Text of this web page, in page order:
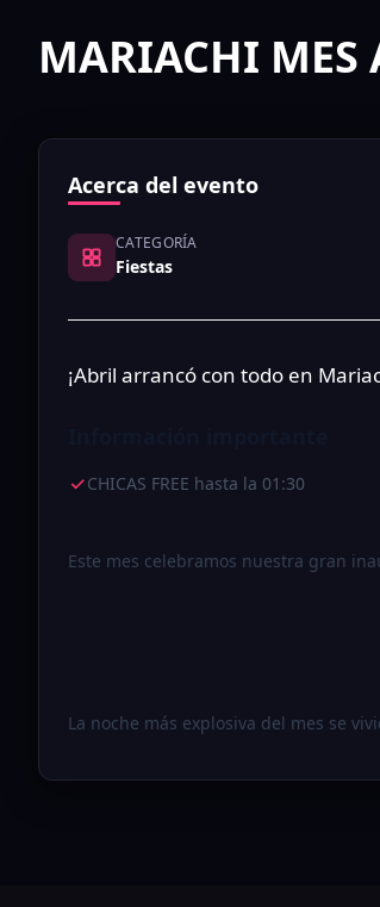
MARIACHI MES
Acerca del evento
CATEGORÍA
Fiestas
¡Abril arrancó con todo en
CHICAS FREE hasta la 01:30
Este mes celebramos nuestra gran
La noche más explosiva del mes se